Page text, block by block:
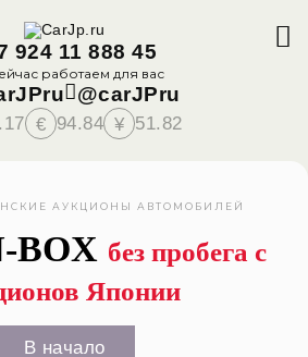
924 11 888 45
работаем для вас
@carJPru
€ 94.84 ¥ 51.82
АУКЦИОНЫ АВТОМОБИЛЕЙ
BOX без пробега с
Японии
В начало